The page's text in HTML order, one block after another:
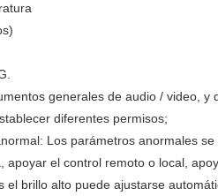
generales de audio / video, y
diferentes permisos;
Los parámetros anormales
apoyar el control remoto o local,
el brillo altopuede ajustarse